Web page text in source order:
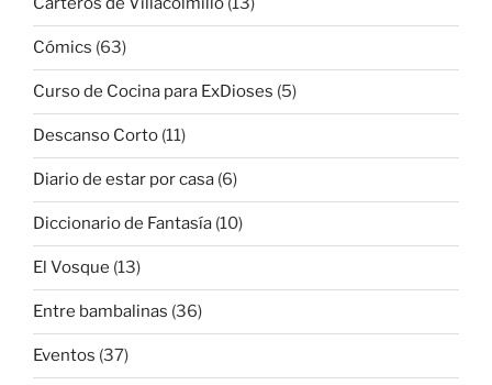
Cómics (63)
Curso de Cocina para ExDioses (5)
Descanso Corto (11)
Diario de estar por casa (6)
Diccionario de Fantasía (10)
El Vosque (13)
Entre bambalinas (36)
Eventos (37)